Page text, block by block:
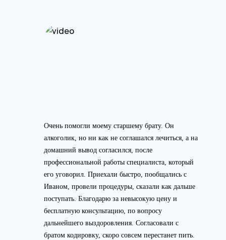
Очень помогли моему старшему брату. Он
алкоголик, но ни как не соглашался лечиться, а на
домашний вывод согласился, после
профессиональной работы специалиста, который
его уговорил. Приехали быстро, пообщались с
Иваном, провели процедуры, сказали как дальше
поступать. Благодарю за невысокую цену и
бесплатную консультацию, по вопросу
дальнейшего выздоровления. Согласовали с
братом кодировку, скоро совсем перестанет пить.